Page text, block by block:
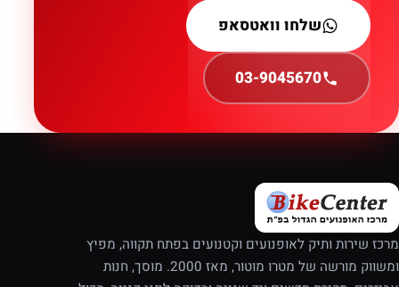
שלחו וואטסאפ
03-9045670
מרכז שירות ותיק לאופנועים וקטנועים בפתח תקווה, מפיץ
ומשווק מורשה של מטרו מוטור, מאז 2000. מוסך, חנות